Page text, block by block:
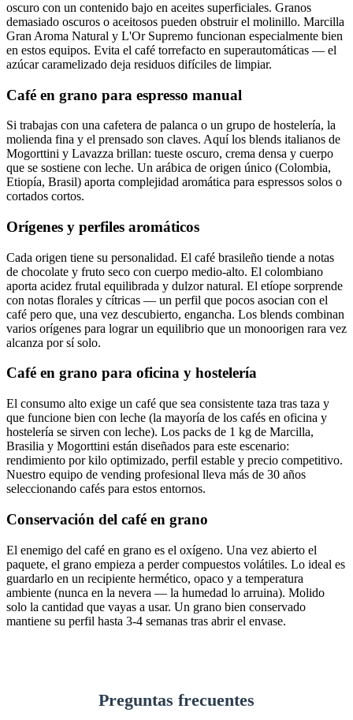
oscuro con un contenido bajo en aceites superficiales. Granos
demasiado oscuros o aceitosos pueden obstruir el molinillo. Marcilla
Gran Aroma Natural y L'Or Supremo funcionan especialmente bien
en estos equipos. Evita el café torrefacto en superautomáticas — el
azúcar caramelizado deja residuos difíciles de limpiar.
Café en grano para espresso manual
Si trabajas con una cafetera de palanca o un grupo de hostelería, la
molienda fina y el prensado son claves. Aquí los blends italianos de
Mogorttini y Lavazza brillan: tueste oscuro, crema densa y cuerpo
que se sostiene con leche. Un arábica de origen único (Colombia,
Etiopía, Brasil) aporta complejidad aromática para espressos solos o
cortados cortos.
Orígenes y perfiles aromáticos
Cada origen tiene su personalidad. El café brasileño tiende a notas
de chocolate y fruto seco con cuerpo medio-alto. El colombiano
aporta acidez frutal equilibrada y dulzor natural. El etíope sorprende
con notas florales y cítricas — un perfil que pocos asocian con el
café pero que, una vez descubierto, engancha. Los blends combinan
varios orígenes para lograr un equilibrio que un monoorigen rara vez
alcanza por sí solo.
Café en grano para oficina y hostelería
El consumo alto exige un café que sea consistente taza tras taza y
que funcione bien con leche (la mayoría de los cafés en oficina y
hostelería se sirven con leche). Los packs de 1 kg de Marcilla,
Brasilia y Mogorttini están diseñados para este escenario:
rendimiento por kilo optimizado, perfil estable y precio competitivo.
Nuestro equipo de vending profesional lleva más de 30 años
seleccionando cafés para estos entornos.
Conservación del café en grano
El enemigo del café en grano es el oxígeno. Una vez abierto el
paquete, el grano empieza a perder compuestos volátiles. Lo ideal es
guardarlo en un recipiente hermético, opaco y a temperatura
ambiente (nunca en la nevera — la humedad lo arruina). Molido
solo la cantidad que vayas a usar. Un grano bien conservado
mantiene su perfil hasta 3-4 semanas tras abrir el envase.
Preguntas frecuentes